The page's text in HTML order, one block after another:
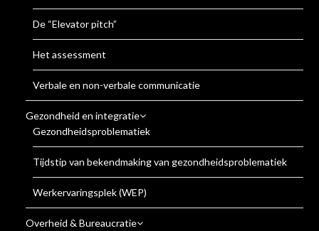
De “Elevator pitch”
Het assessment
Verbale en non-verbale communicatie
Gezondheid en integratie
Gezondheidsproblematiek
Tijdstip van bekendmaking van gezondheidsproblematiek
Werkervaringsplek (WEP)
Overheid & Bureaucratie